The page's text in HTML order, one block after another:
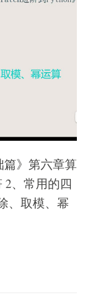
篇》第六章算
2、常用的四
、取模、幂